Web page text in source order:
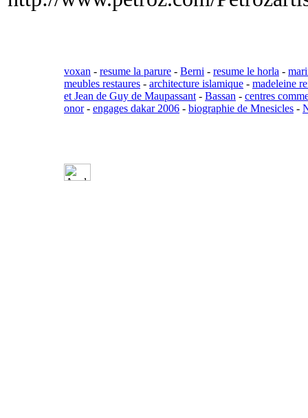
voxan - resume la parure - Berni - resume le horla -
meubles restaures - architecture islamique - madeleine
et Jean de Guy de Maupassant - Bassan - centres
onor- engages dakar 2006 - biographie de Mnesicles -